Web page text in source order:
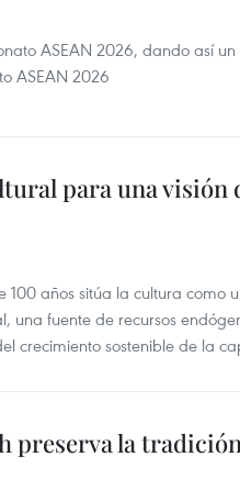
ASEAN 2026, dando así un
ASEAN 2026
para una visión
100 años sitúa la cultura como
una fuente de recursos
crecimiento sostenible de la
preserva la tradición